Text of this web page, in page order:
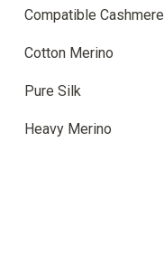
Compatible Cashmere
Cotton Merino
Pure Silk
Heavy Merino